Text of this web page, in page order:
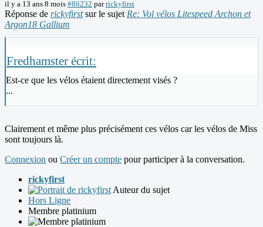
il y a 13 ans 8 mois #86232 parrickyfirst
Réponse de rickyfirstsur le sujet Re: Vol vélos Litespeed Archon et
Argon18 Gallium
Fredhamster écrit:
Est-ce que les vélos étaient directement visés ?
...
Clairement et même plus précisément ces vélos car les vélos de Miss
sont toujours là.
Connexion ou Créer un compte pour participer à la conversation.
rickyfirst
Auteur du sujet
Hors Ligne
Membre platinium